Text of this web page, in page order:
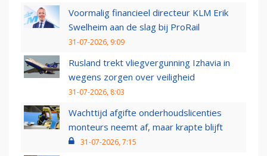
Voormalig financieel directeur KLM Erik
Swelheim aan de slag bij ProRail
31-07-2026, 9:09
Rusland trekt vliegvergunning Izhavia in
wegens zorgen over veiligheid
31-07-2026, 8:03
Wachttijd afgifte onderhoudslicenties
monteurs neemt af, maar krapte blijft
31-07-2026, 7:15